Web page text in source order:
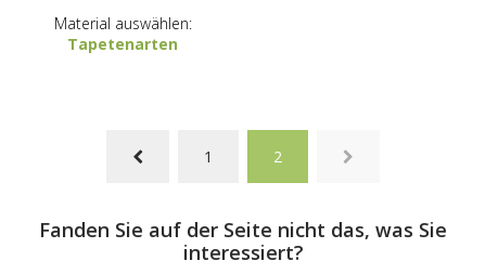
Material auswählen:
Tapetenarten
1 2
Fanden Sie auf der Seite nicht das, was Sie
interessiert?